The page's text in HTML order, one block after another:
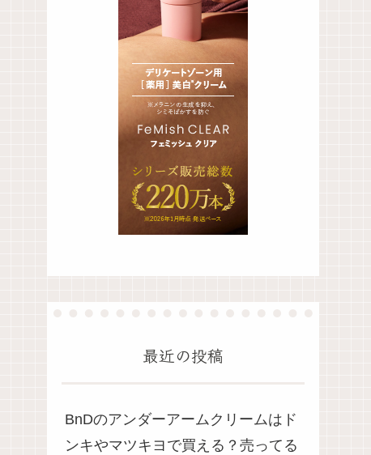
最近の投稿
BnDのアンダーアームクリームはド
ンキやマツキヨで買える？売ってる